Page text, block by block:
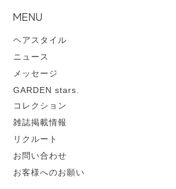
MENU
ヘアスタイル
ニュース
メッセージ
GARDEN stars.
コレクション
雑誌掲載情報
リクルート
お問い合わせ
お客様へのお願い